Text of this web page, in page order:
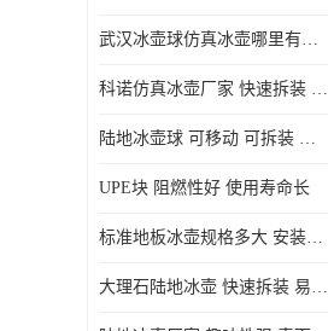
武汉冰壶球仿真冰壶哪里有卖 趣味性强 体积小 重量轻
科诺仿真冰壶厂家 快速拆装 不受季节影响
陆地冰壶球 可移动 可拆装 表面具有自润滑功能
UPE块 阻燃性好 使用寿命长
标准地板冰壶规格多大 安装简单 方便携带和存储
大理石陆地冰壶 快速拆装 易于学习和掌握